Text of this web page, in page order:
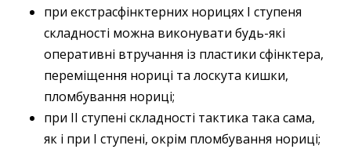
при екстрасфінктерних норицях І ступеня
складності можна виконувати будь-які
оперативні втручання із пластики сфінктера,
переміщення нориці та лоскута кишки,
пломбування нориці;
при ІІ ступені складності тактика така сама,
як і при І ступені, окрім пломбування нориці;